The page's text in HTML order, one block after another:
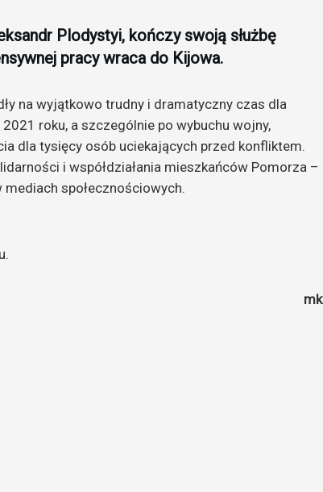
Plodystyi, kończy swoją służbę
pracy wraca do Kijowa.
na wyjątkowo trudny i dramatyczny czas dla
roku, a szczególnie po wybuchu wojny,
dla tysięcy osób uciekających przed konfliktem.
i współdziałania mieszkańców Pomorza –
społecznościowych.
mk